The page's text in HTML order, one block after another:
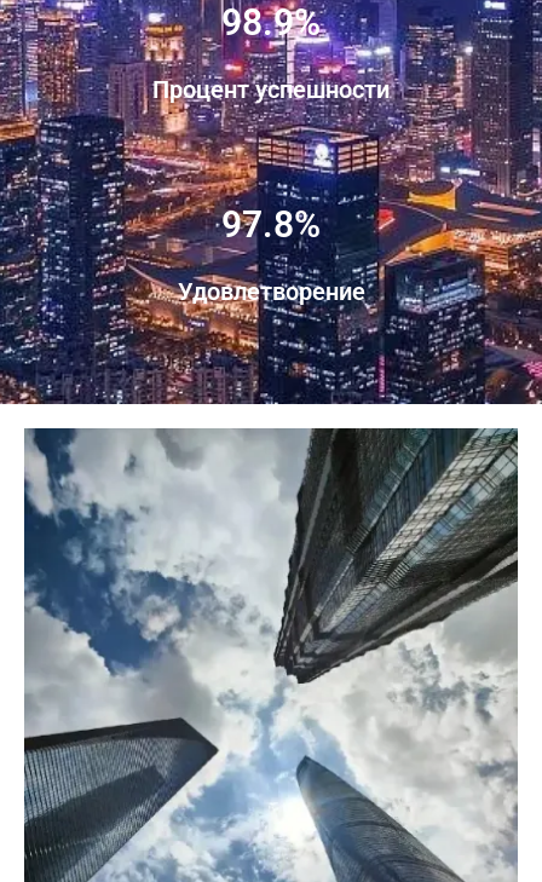
98.9%
Процент успешности
97.8%
Удовлетворение